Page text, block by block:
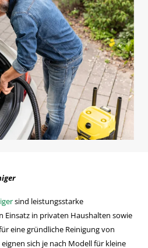
sind leistungsstarke
Einsatz in privaten Haushalten sowie
eine gründliche Reinigung von
sich je nach Modell für kleine